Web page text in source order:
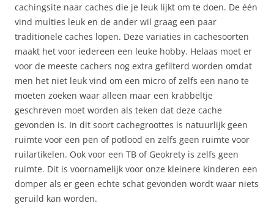
cachingsite naar caches die je leuk lijkt om te doen. De één
vind multies leuk en de ander wil graag een paar
traditionele caches lopen. Deze variaties in cachesoorten
maakt het voor iedereen een leuke hobby. Helaas moet er
voor de meeste cachers nog extra gefilterd worden omdat
men het niet leuk vind om een micro of zelfs een nano te
moeten zoeken waar alleen maar een krabbeltje
geschreven moet worden als teken dat deze cache
gevonden is. In dit soort cachegroottes is natuurlijk geen
ruimte voor een pen of potlood en zelfs geen ruimte voor
ruilartikelen. Ook voor een TB of Geokrety is zelfs geen
ruimte. Dit is voornamelijk voor onze kleinere kinderen een
domper als er geen echte schat gevonden wordt waar niets
geruild kan worden.